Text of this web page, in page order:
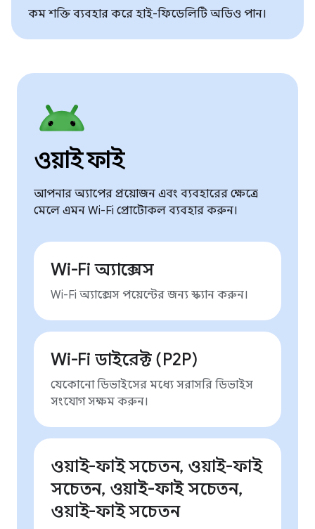
কম শক্তি ব্যবহার করে হাই-ফিডেলিটি অডিও পান।
ওয়াই ফাই
আপনার অ্যাপের প্রয়োজন এবং ব্যবহারের ক্ষেত্রে
মেলে এমন Wi-Fi প্রোটোকল ব্যবহার করুন।
Wi-Fi অ্যাক্সেস
Wi-Fi অ্যাক্সেস পয়েন্টের জন্য স্ক্যান করুন।
Wi-Fi ডাইরেক্ট (P2P)
যেকোনো ডিভাইসের মধ্যে সরাসরি ডিভাইস
সংযোগ সক্ষম করুন।
ওয়াই-ফাই সচেতন, ওয়াই-ফাই
সচেতন, ওয়াই-ফাই সচেতন,
ওয়াই-ফাই সচেতন